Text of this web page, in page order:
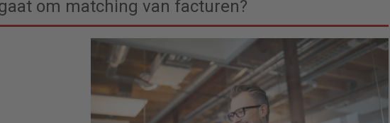
om matching van facturen?